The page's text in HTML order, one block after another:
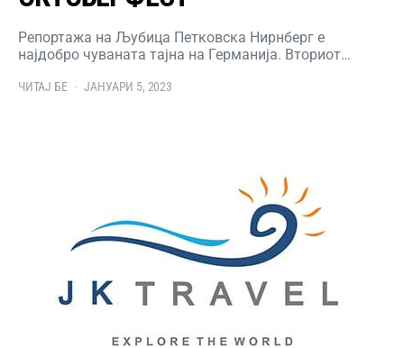
Репортажа на Љубица Петковска Нирнберг е
најдобро чуваната тајна на Германија. Вториот…
ЧИТАЈ БЕ ЈАНУАРИ 5, 2023